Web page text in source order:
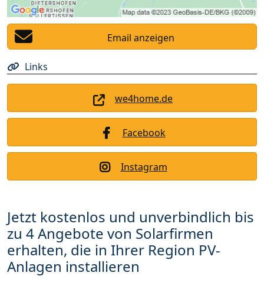
Email anzeigen
Links
we4home.de
Facebook
Instagram
Jetzt kostenlos und unverbindlich bis
zu 4 Angebote von Solarfirmen
erhalten, die in Ihrer Region PV-
Anlagen installieren